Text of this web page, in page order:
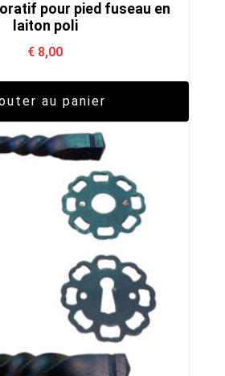
pour pied fuseau en
laiton poli
€ 8,00
au panier